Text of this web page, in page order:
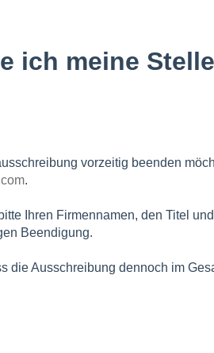
ich meine
vorzeitig beenden
.
Ihren Firmennamen, den Titel
Beendigung.
die Ausschreibung dennoch im